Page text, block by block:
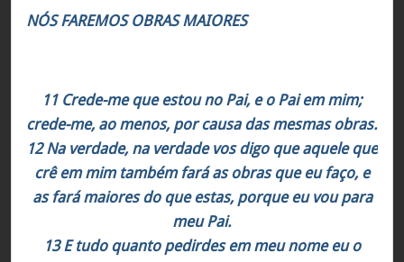
NÓS FAREMOS OBRAS MAIORES
11 Crede-me que estou no Pai, e o Pai em mim;
crede-me, ao menos, por causa das mesmas obras.
12 Na verdade, na verdade vos digo que aquele que
crê em mim também fará as obras que eu faço, e
as fará maiores do que estas, porque eu vou para
meu Pai.
13 E tudo quanto pedirdes em meu nome eu o